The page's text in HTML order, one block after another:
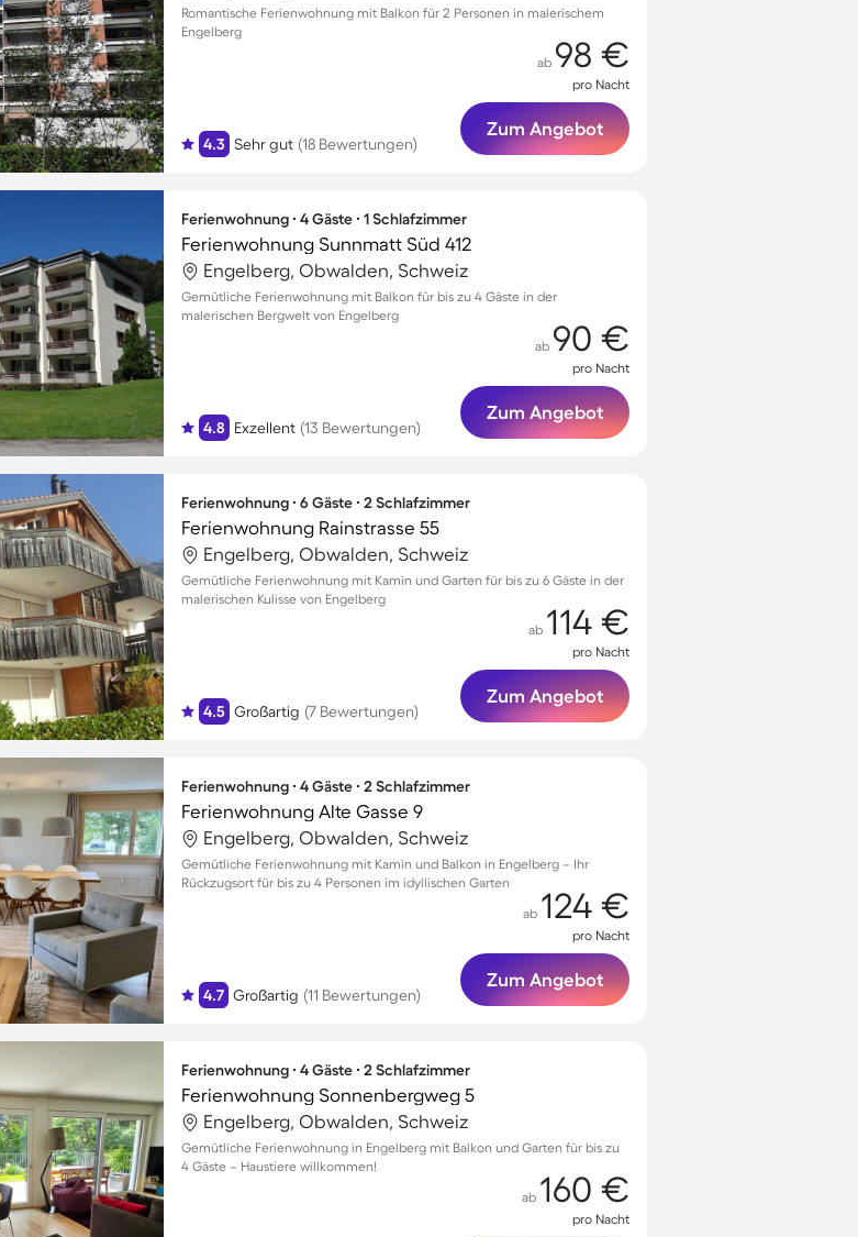
Romantische Ferienwohnung mit Balkon für 2 Personen in malerischem
Engelberg
4.3 Sehr gut (18 Bewertungen)
ab 98 €
pro Nacht
Zum Angebot
Ferienwohnung ∙ 4 Gäste ∙ 1 Schlafzimmer
Ferienwohnung Sunnmatt Süd 412
Engelberg, Obwalden, Schweiz
Gemütliche Ferienwohnung mit Balkon für bis zu 4 Gäste in der
malerischen Bergwelt von Engelberg
4.8 Exzellent (13 Bewertungen)
ab 90 €
pro Nacht
Zum Angebot
Ferienwohnung ∙ 6 Gäste ∙ 2 Schlafzimmer
Ferienwohnung Rainstrasse 55
Engelberg, Obwalden, Schweiz
Gemütliche Ferienwohnung mit Kamin und Garten für bis zu 6 Gäste in der
malerischen Kulisse von Engelberg
4.5 Großartig (7 Bewertungen)
ab 114 €
pro Nacht
Zum Angebot
Ferienwohnung ∙ 4 Gäste ∙ 2 Schlafzimmer
Ferienwohnung Alte Gasse 9
Engelberg, Obwalden, Schweiz
Gemütliche Ferienwohnung mit Kamin und Balkon in Engelberg – Ihr
Rückzugsort für bis zu 4 Personen im idyllischen Garten
4.7 Großartig (11 Bewertungen)
ab 124 €
pro Nacht
Zum Angebot
Ferienwohnung ∙ 4 Gäste ∙ 2 Schlafzimmer
Ferienwohnung Sonnenbergweg 5
Engelberg, Obwalden, Schweiz
Gemütliche Ferienwohnung in Engelberg mit Balkon und Garten für bis zu
4 Gäste – Haustiere willkommen!
ab 160 €
pro Nacht